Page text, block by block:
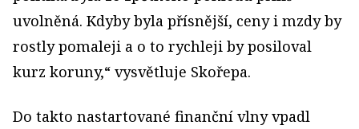
uvolněná. Kdyby byla přísnější, ceny i mzdy by
rostly pomaleji a o to rychleji by posiloval
kurz koruny,“ vysvětluje Skořepa.
Do takto nastartované finanční vlny vpadl